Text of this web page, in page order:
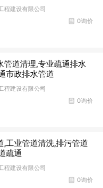
程建设有限公司
0询价
管道清理,专业疏通排水
市政排水管道
程建设有限公司
0询价
,工业管道清洗,排污管道
疏通
程建设有限公司
0询价